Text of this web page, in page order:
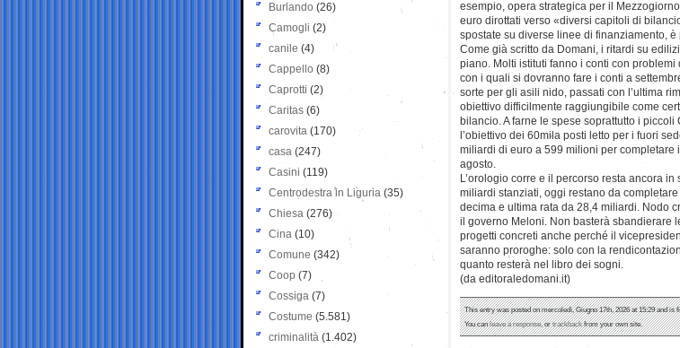
esempio, opera strategica per il
euro dirottati verso «diversi capitoli di
spostate su diverse linee di finanziamento,
Come già scritto da Domani, i ritardi su
piano. Molti istituti fanno i conti con
con i quali si dovranno fare i conti a
sorte per gli asili nido, passati con l’ultima
obiettivo difficilmente raggiungibile come
bilancio. A farne le spese soprattutto i
l’obiettivo dei 60mila posti letto per i fuori
miliardi di euro a 599 milioni per
agosto.
L’orologio corre e il percorso resta ancora
miliardi stanziati, oggi restano da
decima e ultima rata da 28,4 miliardi. Nodo
il governo Meloni. Non basterà sbandierare
progetti concreti anche perché il
saranno proroghe: solo con la
quanto resterà nel libro dei sogni.
(da editoraledomani.it)
This entry was posted on mercoledì, Giugno 17th, 2026 at 15:29 and is
You canleave a response, ortrackbackfrom your own site.
Burlando (26)
Camogli (2)
canile (4)
Cappello (8)
Caprotti (2)
Caritas (6)
carovita (170)
casa (247)
Casini (119)
Centrodestra in Liguria (35)
Chiesa (276)
Cina (10)
Comune (342)
Coop (7)
Cossiga (7)
Costume (5.581)
criminalità (1.402)